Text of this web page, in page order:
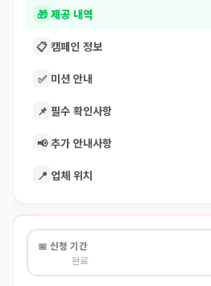
🎁 제공 내역
📋 캠페인 정보
✅ 미션 안내
📌 필수 확인사항
📢 추가 안내사항
📍 업체 위치
📅 신청 기간
완료